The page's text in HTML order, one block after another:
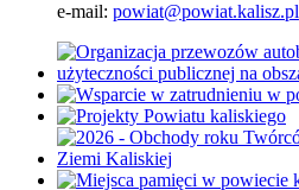
e-mail: powiat@powiat.kalisz.pl